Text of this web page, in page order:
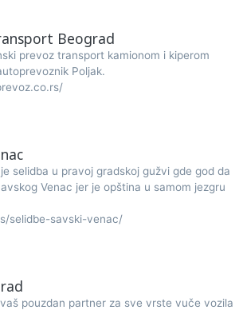
Beograd
prevoz transport kamionom i kiperom
Poljak.
selidba u pravoj gradskoj gužvi gde god da
Venac jer je opština u samom jezgru
selidbe-savski-venac/
pouzdan partner za sve vrste vuče vozila